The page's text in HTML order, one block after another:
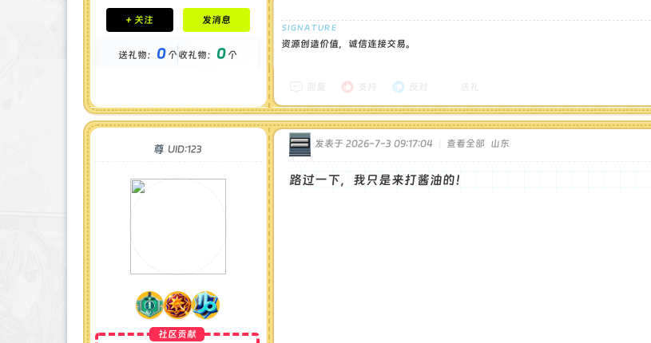
积分成就
钻石 : 0 颗
金币 : 0 枚
+ 关注 发消息
送礼物： 0个收礼物： 0个
资源创造价值，诚信连接交易。
尊 UID:123
社区贡献
发表于 2026-7-3 09:17:04 查看全部 山东
路过一下，我只是来打酱油的！